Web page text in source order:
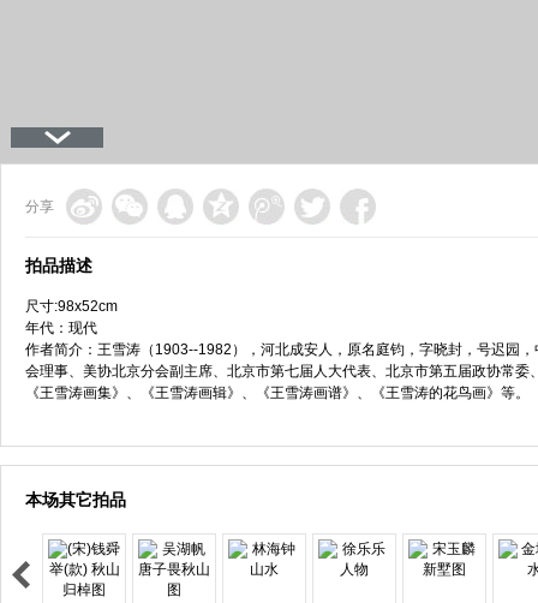
分享
拍品描述
尺寸:98x52cm
年代：现代
作者简介：王雪涛（1903--1982），河北成安人，原名庭钧，字晓封，号迟园
会理事、美协北京分会副主席、北京市第七届人大代表、北京市第五届政协常
《王雪涛画集》、《王雪涛画辑》、《王雪涛画谱》、《王雪涛的花鸟画》等。
本场其它拍品